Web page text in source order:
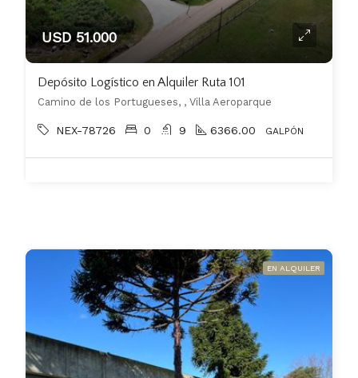
USD 51.000
Depósito Logístico en Alquiler Ruta 101
Camino de los Portugueses, , Villa Aeroparque
NEX-78726 0 9 6366.00 GALPÓN
EN ALQUILER